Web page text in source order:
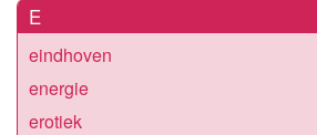
E
eindhoven
energie
erotiek